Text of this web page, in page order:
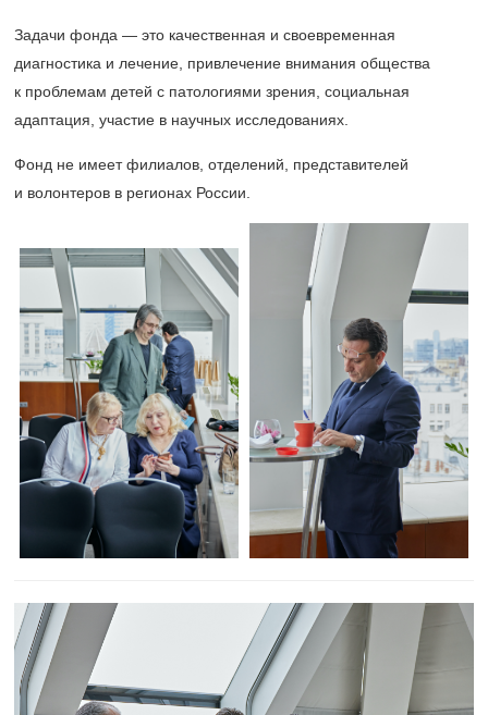
Задачи фонда — это качественная и своевременная
диагностика и лечение, привлечение внимания общества
к проблемам детей с патологиями зрения, социальная
адаптация, участие в научных исследованиях.
Фонд не имеет филиалов, отделений, представителей
и волонтеров в регионах России.